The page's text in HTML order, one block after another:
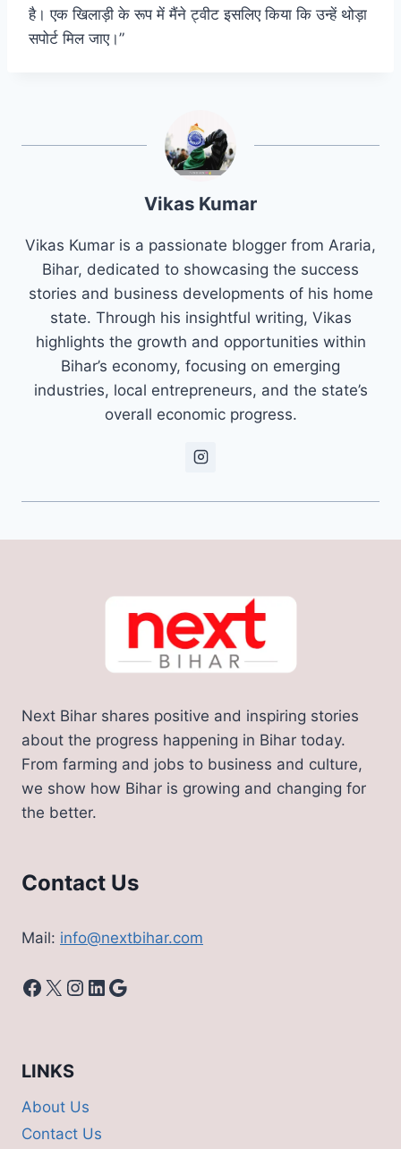
है। एक खिलाड़ी के रूप में मैंने ट्वीट इसलिए किया कि उन्हें थोड़ा
सपोर्ट मिल जाए।”
Vikas Kumar
Vikas Kumar is a passionate blogger from Araria,
Bihar, dedicated to showcasing the success
stories and business developments of his home
state. Through his insightful writing, Vikas
highlights the growth and opportunities within
Bihar’s economy, focusing on emerging
industries, local entrepreneurs, and the state’s
overall economic progress.
Next Bihar shares positive and inspiring stories
about the progress happening in Bihar today.
From farming and jobs to business and culture,
we show how Bihar is growing and changing for
the better.
Contact Us
Mail: info@nextbihar.com
Facebook
X Instagram
LinkedIn
Google
LINKS
About Us
Contact Us